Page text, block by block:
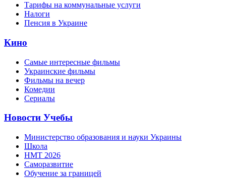
Тарифы на коммунальные услуги
Налоги
Пенсия в Украине
Кино
Самые интересные фильмы
Украинские фильмы
Фильмы на вечер
Комедии
Сериалы
Новости Учебы
Министерство образования и науки Украины
Школа
НМТ 2026
Саморазвитие
Обучение за границей